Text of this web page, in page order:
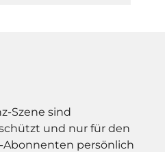
Szene sind
und nur für den
persönlich